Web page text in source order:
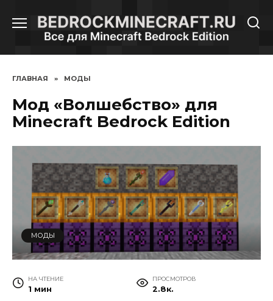
содержанию
ГЛАВНАЯ » МОДЫ
Мод «Волшебство» для
Minecraft Bedrock Edition
МОДЫ
НА ЧТЕНИЕ
1 мин
ПРОСМОТРОВ
2.8к.